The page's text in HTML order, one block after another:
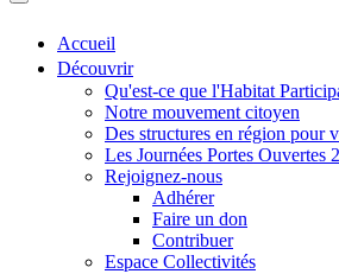
Accueil
Découvrir
Qu'est-ce que l'Habitat
Notre mouvement citoyen
Des structures en région pour
Les Journées Portes Ouvertes
Rejoignez-nous
Adhérer
Faire un don
Contribuer
Espace Collectivités